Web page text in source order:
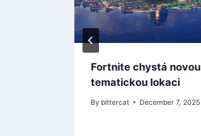
Fortnite chystá novou
tematickou lokaci
By bittercat December 7, 2025